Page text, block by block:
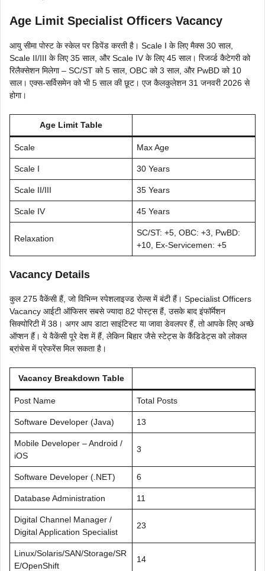
Age Limit Specialist Officers Vacancy
आयु सीमा पोस्ट के स्केल पर डिपेंड करती है। Scale I के लिए मैक्स 30 साल,
Scale II/III के लिए 35 साल, और Scale IV के लिए 45 साल। रिजर्व्ड कैटेगरी को
रिलैक्सेशन मिलेगा – SC/ST को 5 साल, OBC को 3 साल, और PwBD को 10
साल। एक्स-सर्विसमेन को भी 5 साल की छूट। एज कैलकुलेशन 31 जनवरी 2026 से
होगा।
Age Limit Table
Scale Max Age
Scale I 30 Years
Scale II/III 35 Years
Scale IV 45 Years
Relaxation
SC/ST: +5, OBC: +3, PwBD:
+10, Ex-Servicemen: +5
Vacancy Details
कुल 275 वैकेंसी हैं, जो विभिन्न स्पेशलाइज्ड रोल्स में बंटी हैं। Specialist Officers
Vacancy आईटी ऑफिसर सबसे ज्यादा 82 पोस्ट्स हैं, उसके बाद इंफॉर्मेशन
सिक्योरिटी में 38। अगर आप डाटा साइंटिस्ट या जावा डेवलपर हैं, तो आपके लिए अच्छे
ऑप्शन हैं। ये वैकेंसी पूरे देश में हैं, लेकिन बिहार जैसे स्टेट्स के कैंडिडेट्स को लोकल
ब्रांचेस में प्रेफरेंस मिल सकता है।
Vacancy Breakdown Table
Post Name Total Posts
Software Developer (Java) 13
Mobile Developer – Android /
iOS
3
Software Developer (.NET) 6
Database Administration 11
Digital Channel Manager /
Digital Application Specialist
23
Linux/Solaris/SAN/Storage/SR
E/OpenShift
14